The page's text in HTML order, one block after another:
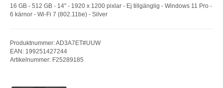
16 GB - 512 GB - 14" - 1920 x 1200 pixlar - Ej tillgänglig - Windows 11 Pro -
6 kärnor - Wi-Fi 7 (802.11be) - Silver
Produktnummer: AD3A7ET#UUW
EAN: 199251427244
Artikelnummer: F25289185